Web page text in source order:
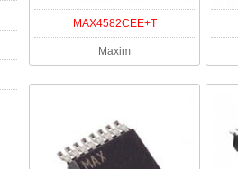
MAX4582CEE+T
Maxim